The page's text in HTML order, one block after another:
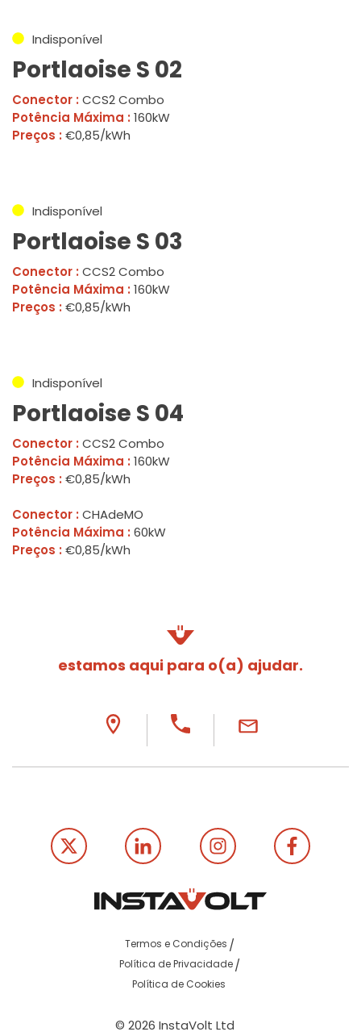
Indisponível
Portlaoise S 02
Conector : CCS2 Combo
Potência Máxima : 160kW
Preços : €0,85/kWh
Indisponível
Portlaoise S 03
Conector : CCS2 Combo
Potência Máxima : 160kW
Preços : €0,85/kWh
Indisponível
Portlaoise S 04
Conector : CCS2 Combo
Potência Máxima : 160kW
Preços : €0,85/kWh
Conector : CHAdeMO
Potência Máxima : 60kW
Preços : €0,85/kWh
estamos aqui para o(a) ajudar.
© 2026 InstaVolt Ltd
Termos e Condições
Política de Privacidade
Política de Cookies